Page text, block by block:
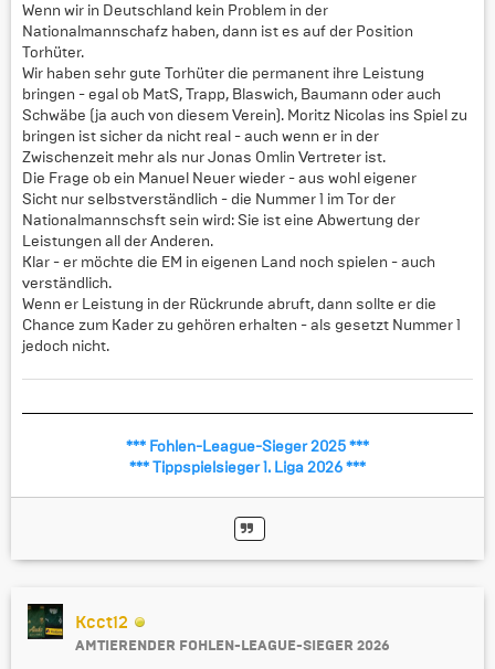
Wenn wir in Deutschland kein Problem in der
Nationalmannschafz haben, dann ist es auf der Position
Torhüter.
Wir haben sehr gute Torhüter die permanent ihre Leistung
bringen - egal ob MatS, Trapp, Blaswich, Baumann oder auch
Schwäbe (ja auch von diesem Verein). Moritz Nicolas ins Spiel zu
bringen ist sicher da nicht real - auch wenn er in der
Zwischenzeit mehr als nur Jonas Omlin Vertreter ist.
Die Frage ob ein Manuel Neuer wieder - aus wohl eigener
Sicht nur selbstverständlich - die Nummer 1 im Tor der
Nationalmannschsft sein wird: Sie ist eine Abwertung der
Leistungen all der Anderen.
Klar - er möchte die EM in eigenen Land noch spielen - auch
verständlich.
Wenn er Leistung in der Rückrunde abruft, dann sollte er die
Chance zum Kader zu gehören erhalten - als gesetzt Nummer 1
jedoch nicht.
*** Fohlen-League-Sieger 2025 ***
*** Tippspielsieger 1. Liga 2026 ***
Kcct12
AMTIERENDER FOHLEN-LEAGUE-SIEGER 2026